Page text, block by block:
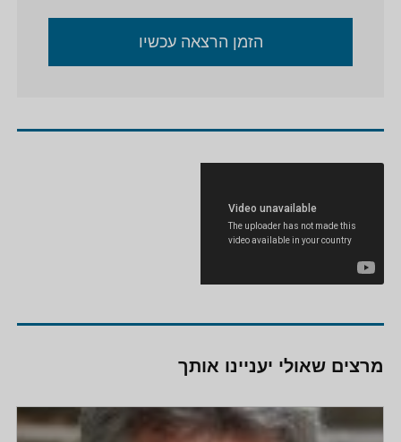
הזמן הרצאה עכשיו
מרצים שאולי יעניינו אותך